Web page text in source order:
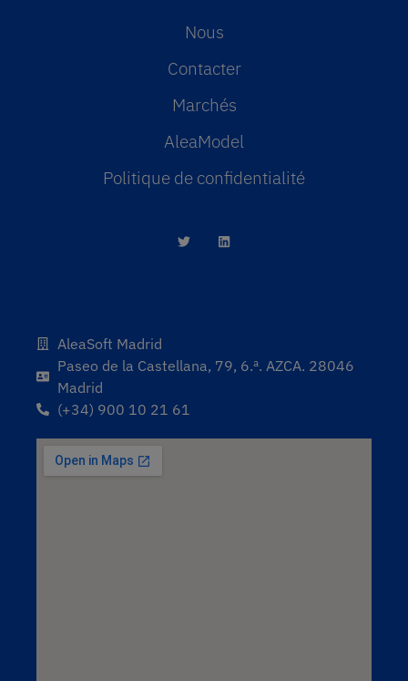
Nous
Contacter
Marchés
AleaModel
Politique de confidentialité
AleaSoft Madrid
Paseo de la Castellana, 79, 6.ª. AZCA. 28046
Madrid
(+34) 900 10 21 61